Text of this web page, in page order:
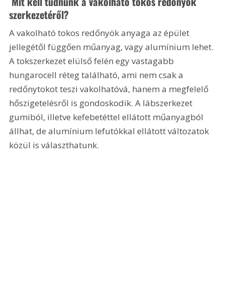
szerkezetéről?
A vakolható tokos redőnyök anyaga az épület
jellegétől függően műanyag, vagy alumínium lehet.
A tokszerkezet elülső felén egy vastagabb
hungarocell réteg található, ami nem csak a
redőnytokot teszi vakolhatóvá, hanem a megfelelő
hőszigetelésről is gondoskodik. A lábszerkezet
gumiból, illetve kefebetéttel ellátott műanyagból
állhat, de alumínium lefutókkal ellátott változatok
közül is választhatunk.